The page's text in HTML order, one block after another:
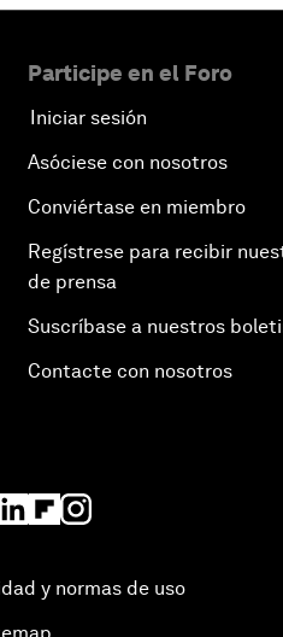
Participe en el Foro
Iniciar sesión
Asóciese con nosotros
Conviértase en miembro
Regístrese para recibir
de prensa
Suscríbase a nuestros
Contacte con nosotros
y normas de uso